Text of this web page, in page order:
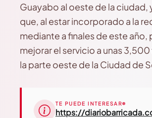
Guayabo al oeste de la ciudad,
que, al estar incorporado a la
mediante a finales de este año,
mejorar el servicio a unas
la parte oeste de la Ciudad de
TE PUEDE INTERESAR
https://